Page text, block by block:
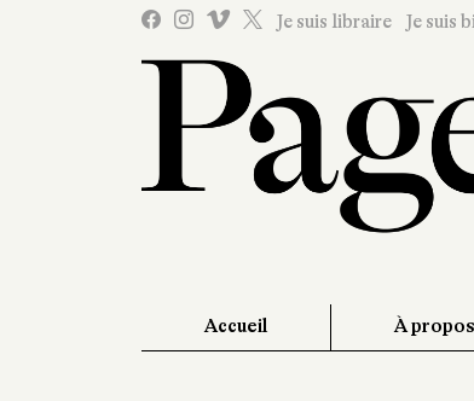
Je suis libraire Je suis
Accueil À propos